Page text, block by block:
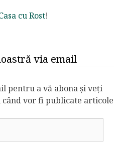
cu Rost!
via email
pentru a vă abona și veți
vor fi publicate articole